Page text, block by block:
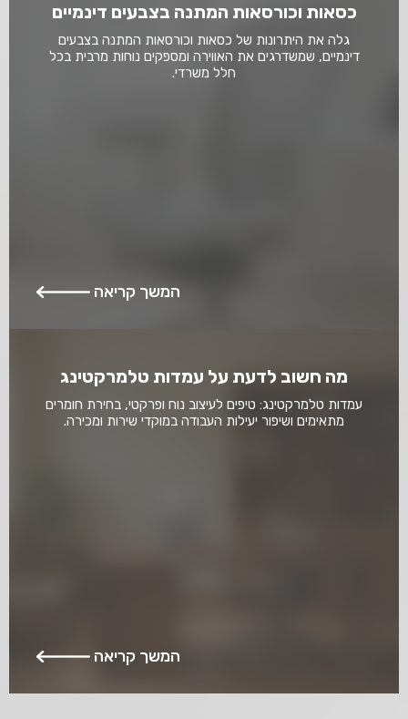
כסאות וכורסאות המתנה בצבעים דינמיים
גלה את היתרונות של כסאות וכורסאות המתנה בצבעים
דינמיים, שמשדרגים את האווירה ומספקים נוחות מרבית בכל
חלל משרדי.
המשך קריאה
מה חשוב לדעת על עמדות טלמרקטינג
עמדות טלמרקטינג: טיפים לעיצוב נוח ופרקטי, בחירת חומרים
מתאימים ושיפור יעילות העבודה במוקדי שירות ומכירה.
המשך קריאה